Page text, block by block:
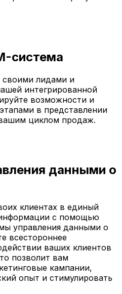
система
своими лидами и
интегрированной
возможности и
в представлении
циклом продаж.
данными о
клиентах в единый
с помощью
управления данными о
всестороннее
ваших клиентов
позволит вам
кампании,
опыт и стимулировать